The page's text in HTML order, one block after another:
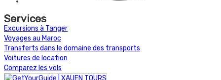
Services
Excursions à Tanger
Voyages au Maroc
Transferts dans le domaine des transports
Voitures de location
Comparez les vols